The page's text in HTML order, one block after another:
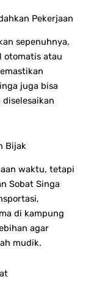
Pekerjaan
sepenuhnya,
otomatis atau
juga bisa
Bijak
waktu, tetapi
Sobat Singa
di kampung
agar
mudik.